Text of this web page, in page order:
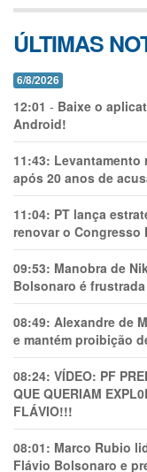
ÚLTIMAS
6/8/2026
12:01 - Baixe o
Android!
11:43: Levantamento
após 20 anos de
11:04: PT lança
renovar o Congresso
09:53: Manobra de
Bolsonaro é
08:49: Alexandre de
e mantém proibição
08:24: VÍDEO: PF
QUE QUERIAM
FLÁVIO!!!
08:01: Marco Rubio
Flávio Bolsonaro e